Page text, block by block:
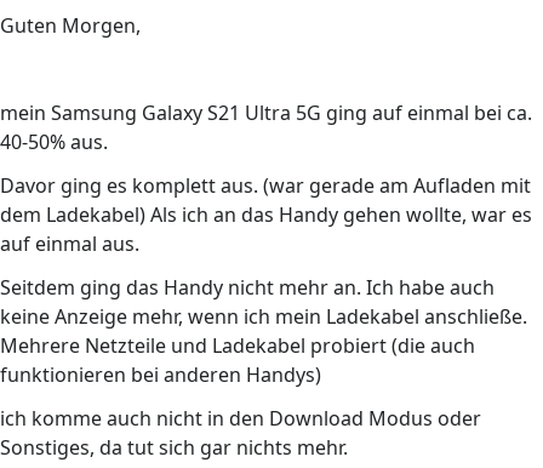
Guten Morgen,
mein Samsung Galaxy S21 Ultra 5G ging auf einmal bei ca.
40-50% aus.
Davor ging es komplett aus. (war gerade am Aufladen mit
dem Ladekabel) Als ich an das Handy gehen wollte, war es
auf einmal aus.
Seitdem ging das Handy nicht mehr an. Ich habe auch
keine Anzeige mehr, wenn ich mein Ladekabel anschließe.
Mehrere Netzteile und Ladekabel probiert (die auch
funktionieren bei anderen Handys)
ich komme auch nicht in den Download Modus oder
Sonstiges, da tut sich gar nichts mehr.